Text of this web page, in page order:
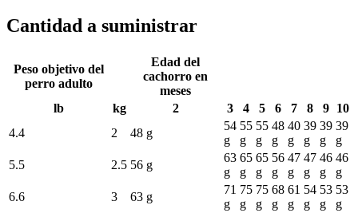
Cantidad a suministrar
Peso objetivo del
perro adulto
Edad del
cachorro en
meses
lb
kg 2 3 4 5 6 7 8 9 10
4.4
2 48 g
54
g
55
g
55
g
48
g
40
g
39
g
39
g
39
g
5.5
2.5 56 g
63
g
65
g
65
g
56
g
47
g
47
g
46
g
46
g
6.6
3 63 g
71
g
75
g
75
g
68
g
61
g
54
g
53
g
53
g